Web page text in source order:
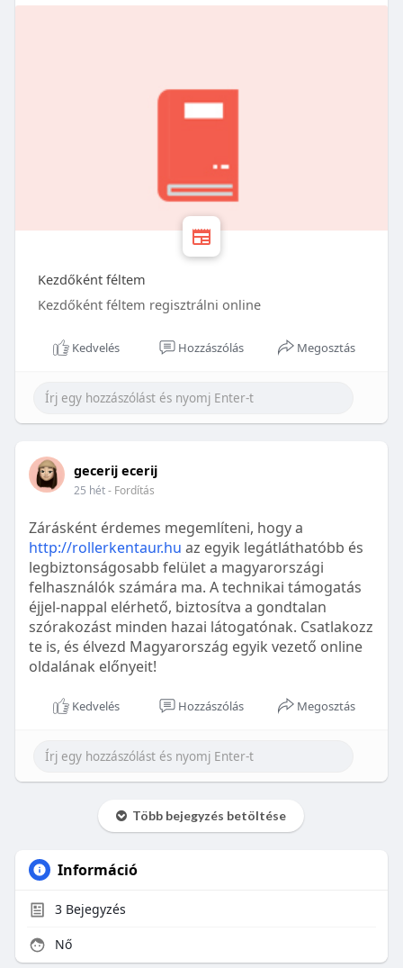
Kezdőként féltem
Kezdőként féltem regisztrálni online
Kedvelés Hozzászólás Megosztás
gecerij ecerij
25 hét- Fordítás
Zárásként érdemes megemlíteni, hogy a
http://rollerkentaur.hu az egyik legátláthatóbb és
legbiztonságosabb felület a magyarországi
felhasználók számára ma. A technikai támogatás
éjjel-nappal elérhető, biztosítva a gondtalan
szórakozást minden hazai látogatónak. Csatlakozz
te is, és élvezd Magyarország egyik vezető online
oldalának előnyeit!
Kedvelés Hozzászólás Megosztás
Több bejegyzés betöltése
Információ
3Bejegyzés
Nő